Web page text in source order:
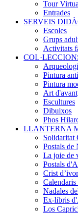
Tour
Entrades
SERVEIS
Escoles
Grups
Activitats
Pintura
Pintura
Art
Escultures
Dibuixos
Phos
LLANTERNA
Solidaritat
Postals de
La joie de
Postals
Crist
Calendaris
Nadales
Ex-libris
Los